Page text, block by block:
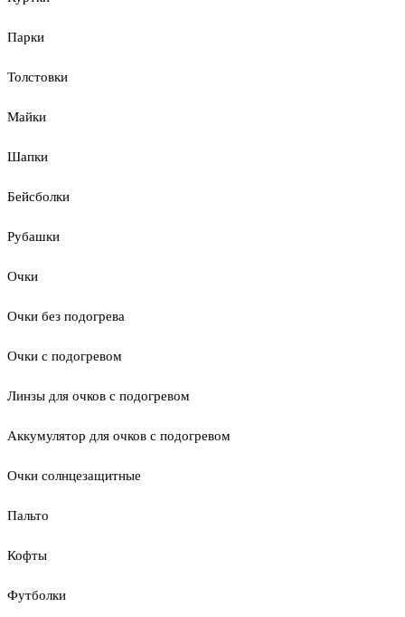
Парки
Толстовки
Майки
Шапки
Бейсболки
Рубашки
Очки
Очки без подогрева
Очки с подогревом
Линзы для очков с подогревом
Аккумулятор для очков с подогревом
Очки солнцезащитные
Пальто
Кофты
Футболки